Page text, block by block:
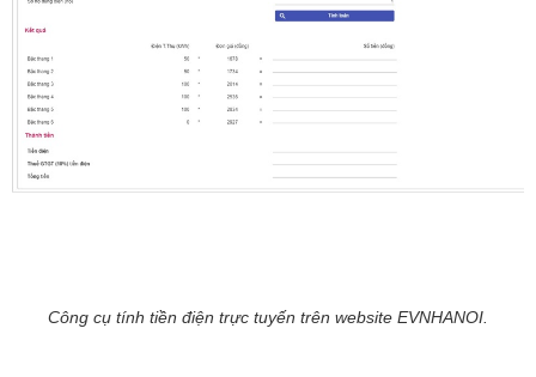
Công cụ tính tiền điện trực tuyến trên website EVNHANOI.